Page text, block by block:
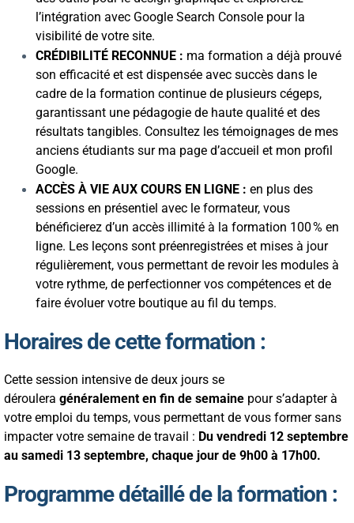
l’intégration avec Google Search Console pour la
visibilité de votre site.
CRÉDIBILITÉ RECONNUE : ma formation a déjà prouvé
son efficacité et est dispensée avec succès dans le
cadre de la formation continue de plusieurs cégeps,
garantissant une pédagogie de haute qualité et des
résultats tangibles. Consultez les témoignages de mes
anciens étudiants sur ma page d’accueil et mon profil
Google.
ACCÈS À VIE AUX COURS EN LIGNE : en plus des
sessions en présentiel avec le formateur, vous
bénéficierez d’un accès illimité à la formation 100 % en
ligne. Les leçons sont préenregistrées et mises à jour
régulièrement, vous permettant de revoir les modules à
votre rythme, de perfectionner vos compétences et de
faire évoluer votre boutique au fil du temps.
Horaires de cette formation :
Cette session intensive de deux jours se
déroulera généralement en fin de semaine pour s’adapter à
votre emploi du temps, vous permettant de vous former sans
impacter votre semaine de travail : Du vendredi 12 septembre
au samedi 13 septembre, chaque jour de 9h00 à 17h00.
Programme détaillé de la formation :